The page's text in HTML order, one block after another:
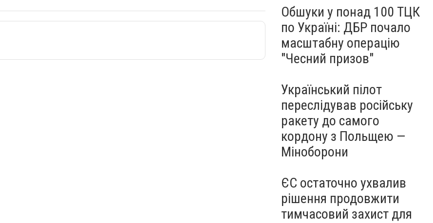
Обшуки у понад 100 ТЦК
по Україні: ДБР почало
масштабну операцію
"Чесний призов"
Український пілот
переслідував російську
ракету до самого
кордону з Польщею —
Міноборони
ЄС остаточно ухвалив
рішення продовжити
тимчасовий захист для